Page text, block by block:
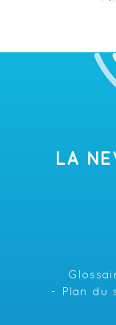
LA
Plan du